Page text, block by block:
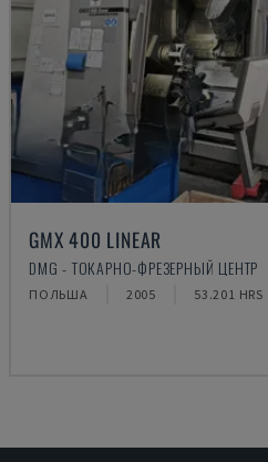
GMX 400 LINEAR
DMG - ТОКАРНО-ФРЕЗЕРНЫЙ ЦЕНТР
ПОЛЬША 2005 53.201 HRS